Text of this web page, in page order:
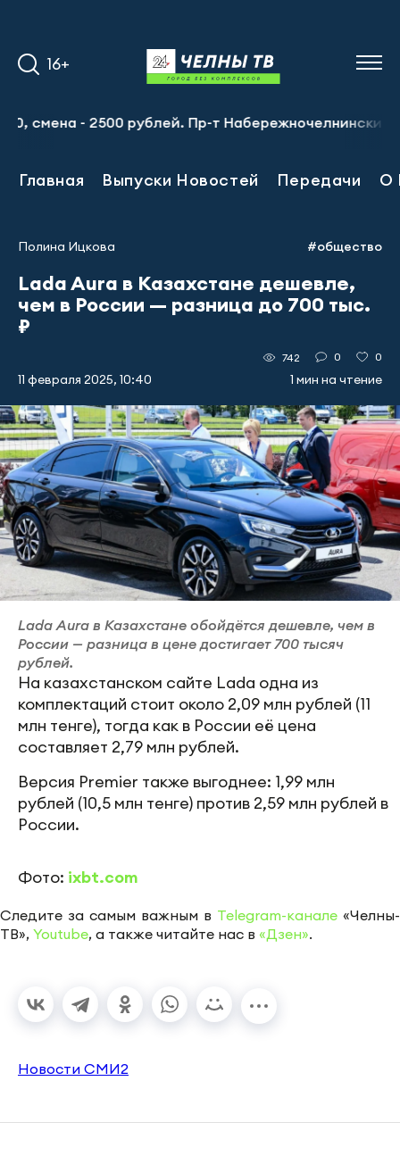
16+
- 2500 рублей. Пр-т Набережночелнинский, 13а.
Главная Выпуски Новостей Передачи О
Полина Ицкова #общество
Lada Aura в Казахстане дешевле,
чем в России — разница до 700 тыс.
₽
11 февраля 2025, 10:40
742 0 0
1 мин на чтение
Lada Aura в Казахстане обойдётся дешевле, чем в
России — разница в цене достигает 700 тысяч
рублей.
На казахстанском сайте Lada одна из
комплектаций стоит около 2,09 млн рублей (11
млн тенге), тогда как в России её цена
составляет 2,79 млн рублей.
Версия Premier также выгоднее: 1,99 млн
рублей (10,5 млн тенге) против 2,59 млн рублей в
России.
Фото: ixbt.com
Следите за самым важным в Telegram-канале «Челны-
ТВ», Youtube, а также читайте нас в «Дзен».
Новости СМИ2